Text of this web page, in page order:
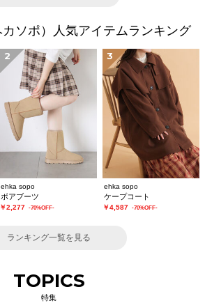
ソポ）人気アイテムランキング
2
ehka sopo
ボアブーツ
￥2,277 -70%OFF-
3
ehka sopo
ケープコート
￥4,587 -70%OFF-
ランキング一覧を見る
TOPICS
特集